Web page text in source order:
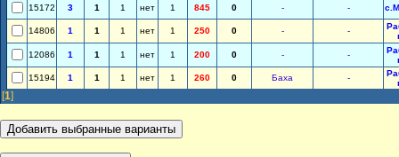
15172 3 1 1 нет 1 845 0 - -
14806 1 1 1 нет 1 250 0 - -
12086
1 1 1 нет 1 200 0 - -
15194
1 1 1 нет 1 260 0 Баха -
[1]